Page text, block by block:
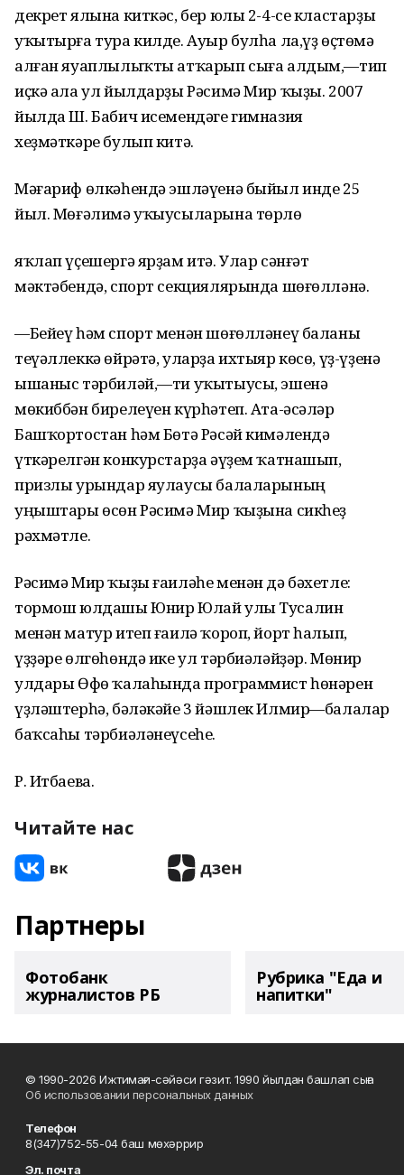
декрет ялына киткәс, бер юлы 2-4-се кластарҙы
уҡытырға тура килде. Ауыр булһа ла,үҙ өҫтөмә
алған яуаплылыҡты атҡарып сыға алдым,—тип
иҫкә ала ул йылдарҙы Рәсимә Мир ҡыҙы. 2007
йылда Ш. Бабич исемендәге гимназия
хеҙмәткәре булып китә.
Мәғариф өлкәһендә эшләүенә быйыл инде 25
йыл. Мөғәлимә уҡыусыларына төрлө
яҡлап үҫешергә ярҙам итә. Улар сәнғәт
мәктәбендә, спорт секциялярында шөғөлләнә.
—Бейеү һәм спорт менән шөғөлләнеү баланы
теүәллеккә өйрәтә, уларҙа ихтыяр көсө, үҙ-үҙенә
ышаныс тәрбиләй,—ти уҡытыусы, эшенә
мөкиббән бирелеүен күрһәтеп. Ата-әсәләр
Башҡортостан һәм Бөтә Рәсәй кимәлендә
үткәрелгән конкурстарҙа әүҙем ҡатнашып,
призлы урындар яулаусы балаларының
уңыштары өсөн Рәсимә Мир ҡыҙына сикһеҙ
рәхмәтле.
Рәсимә Мир ҡыҙы ғаиләһе менән дә бәхетле:
тормош юлдашы Юнир Юлай улы Тусалин
менән матур итеп ғаилә ҡороп, йорт һалып,
үҙҙәре өлгөһөндә ике ул тәрбиәләйҙәр. Мөнир
улдары Өфө ҡалаһында программист һөнәрен
үҙләштерһә, бәләкәйе 3 йәшлек Илмир—балалар
баҡсаһы тәрбиәләнеүсеһе.
Р. Итбаева.
Читайте нас
Партнеры
Фотобанк
журналистов РБ
Рубрика "Еда и
напитки"
© 1990-2026 Ижтимағи-сәйәси гәзит. 1990 йылдан башлап сыға
Об использовании персональных данных
Телефон
8(347)752-55-04 баш мөхәррир
Эл. почта